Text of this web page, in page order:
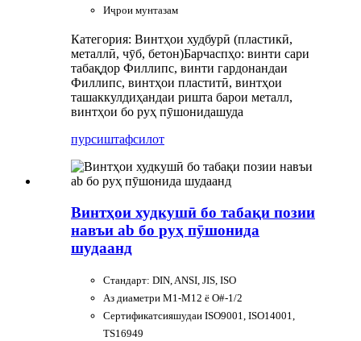
Иҷрои мунтазам
Категория: Винтҳои худбурӣ (пластикӣ,
металлӣ, чӯб, бетон)Барчаспҳо: винти сари
табақдор Филлипс, винти гардонандаи
Филлипс, винтҳои пластитӣ, винтҳои
ташаккулдиҳандаи ришта барои металл,
винтҳои бо руҳ пӯшонидашуда
пурсиштафсилот
Винтҳои худкушӣ бо табақи позии
навъи ab бо руҳ пӯшонида
шудаанд
Стандарт: DIN, ANSI, JIS, ISO
Аз диаметри M1-M12 ё O#-1/2
Сертификатсияшудаи ISO9001, ISO14001,
TS16949